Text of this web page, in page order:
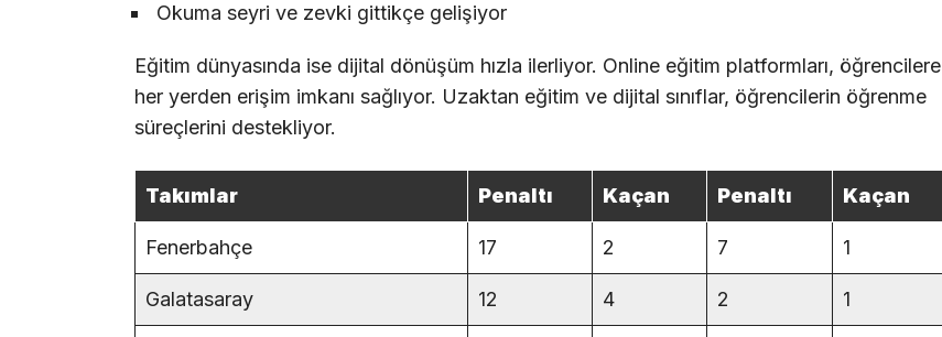
Okuma seyri ve zevki gittikçe gelişiyor
Eğitim dünyasında ise dijital dönüşüm hızla ilerliyor. Online eğitim platformları, öğrencilere
her yerden erişim imkanı sağlıyor. Uzaktan eğitim ve dijital sınıflar, öğrencilerin öğrenme
süreçlerini destekliyor.
Takımlar Penaltı Kaçan Penaltı Kaçan
Fenerbahçe 17 2 7 1
Galatasaray 12 4 2 1